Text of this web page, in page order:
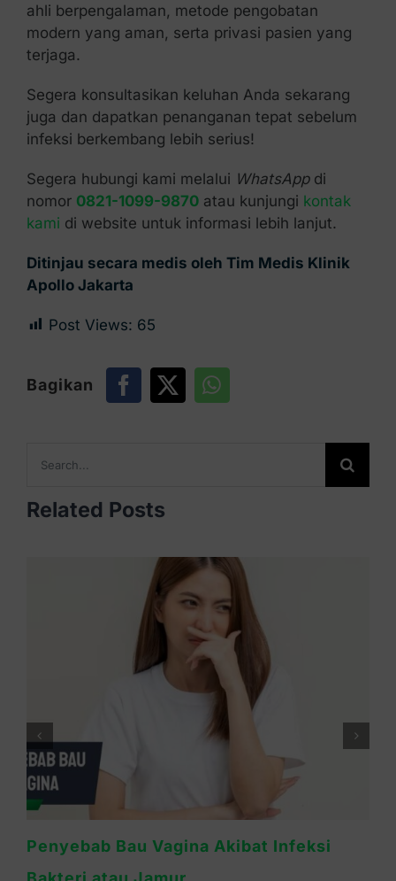
ahli berpengalaman, metode pengobatan
modern yang aman, serta privasi pasien yang
terjaga.
Segera konsultasikan keluhan Anda sekarang
juga dan dapatkan penanganan tepat sebelum
infeksi berkembang lebih serius!
Segera hubungi kami melalui WhatsAppdi
nomor 0821-1099-9870atau kunjungi kontak
kami di website untuk informasi lebih lanjut.
Ditinjau secara medis oleh Tim Medis Klinik
Apollo Jakarta
Post Views: 65
Bagikan
for:
Related Posts
Miss V Gatal dan Bau Tidak Sedap? Bisa